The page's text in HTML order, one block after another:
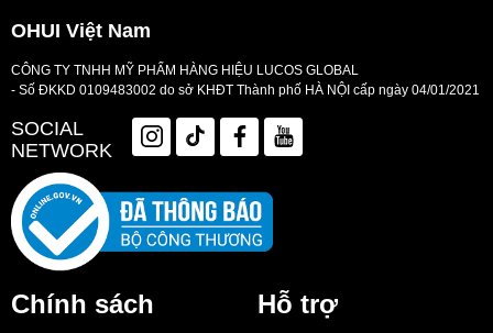
OHUI Việt Nam
CÔNG TY TNHH MỸ PHẨM HÀNG HIỆU LUCOS GLOBAL
- Số ĐKKD 0109483002 do sở KHĐT Thành phố HÀ NỘI cấp ngày 04/01/2021
SOCIAL
NETWORK
Chính sách Hỗ trợ